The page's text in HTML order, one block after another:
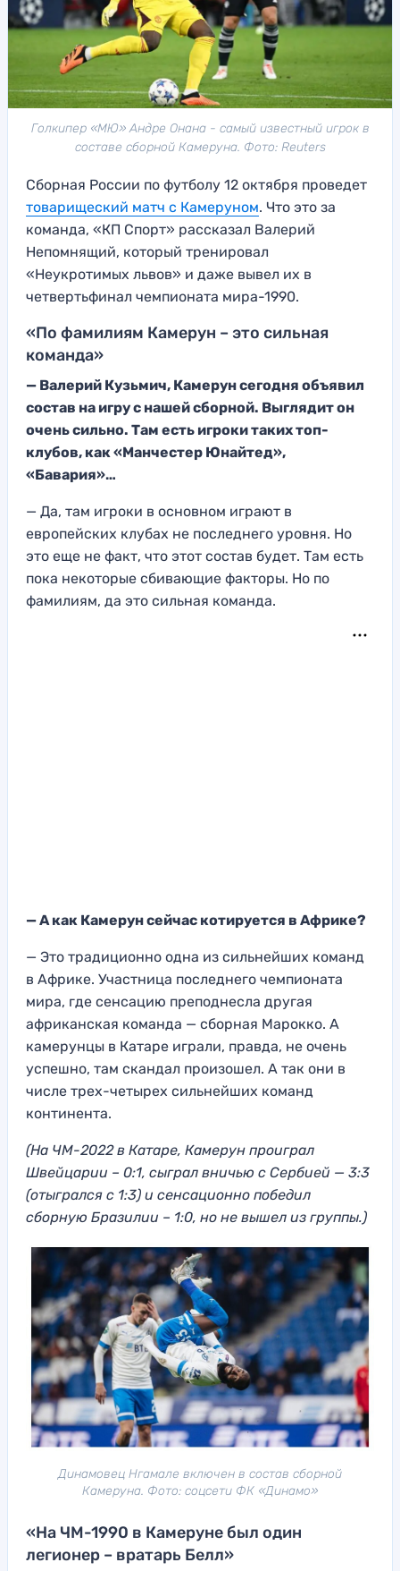
Голкипер «МЮ» Андре Онана - самый известный игрок в
составе сборной Камеруна. Фото: Reuters
Сборная России по футболу 12 октября проведет
товарищеский матч с Камеруном. Что это за
команда, «КП Спорт» рассказал Валерий
Непомнящий, который тренировал
«Неукротимых львов» и даже вывел их в
четвертьфинал чемпионата мира-1990.
«По фамилиям Камерун – это сильная
команда»
— Валерий Кузьмич, Камерун сегодня объявил
состав на игру с нашей сборной. Выглядит он
очень сильно. Там есть игроки таких топ-
клубов, как «Манчестер Юнайтед»,
«Бавария»…
— Да, там игроки в основном играют в
европейских клубах не последнего уровня. Но
это еще не факт, что этот состав будет. Там есть
пока некоторые сбивающие факторы. Но по
фамилиям, да это сильная команда.
— А как Камерун сейчас котируется в Африке?
— Это традиционно одна из сильнейших команд
в Африке. Участница последнего чемпионата
мира, где сенсацию преподнесла другая
африканская команда — сборная Марокко. А
камерунцы в Катаре играли, правда, не очень
успешно, там скандал произошел. А так они в
числе трех-четырех сильнейших команд
континента.
(На ЧМ-2022 в Катаре, Камерун проиграл
Швейцарии – 0:1, сыграл вничью с Сербией — 3:3
(отыгрался с 1:3) и сенсационно победил
сборную Бразилии – 1:0, но не вышел из группы.)
Динамовец Нгамале включен в состав сборной
Камеруна. Фото: соцсети ФК «Динамо»
«На ЧМ-1990 в Камеруне был один
легионер – вратарь Белл»